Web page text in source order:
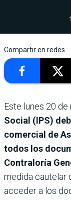
Compartir en redes
Este lunes 20 de
Social (IPS)
comercial de
todos los
Contraloría
medida cautelar
acceder a los